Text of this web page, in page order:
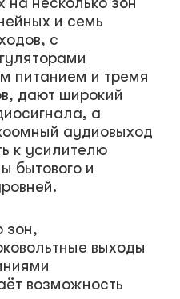
и семь
с
питанием и тремя
дают широкий
а
аудиовыход
к усилителю
бытового и
зон,
выходы
возможность